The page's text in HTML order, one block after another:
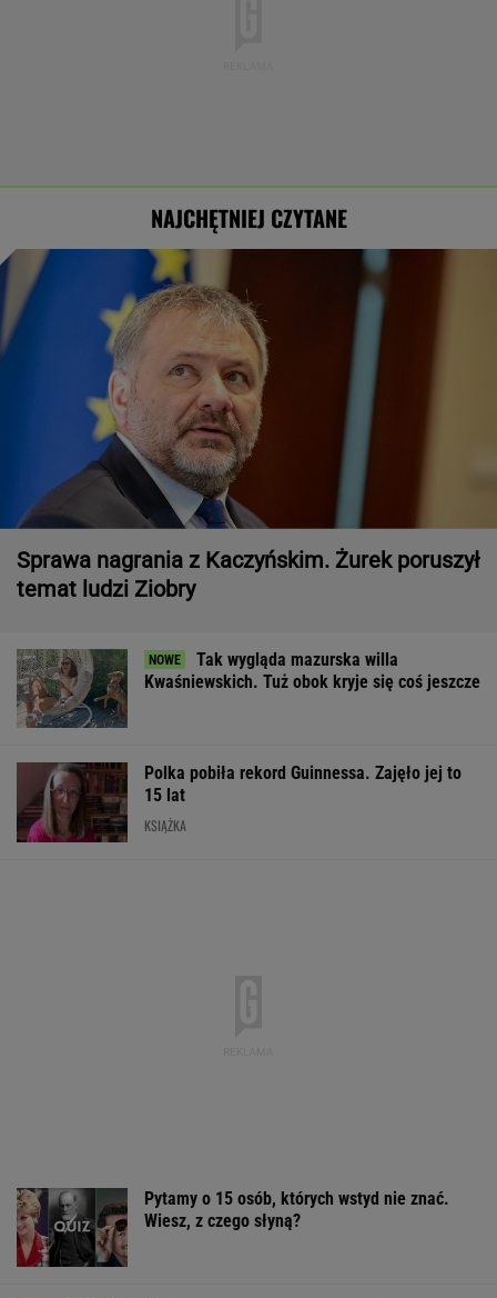
NAJCHĘTNIEJ CZYTANE
Sprawa nagrania z Kaczyńskim. Żurek poruszył
temat ludzi Ziobry
Tak wygląda mazurska willa
Kwaśniewskich. Tuż obok kryje się coś jeszcze
Polka pobiła rekord Guinnessa. Zajęło jej to
15 lat
KSIĄŻKA
Pytamy o 15 osób, których wstyd nie znać.
Wiesz, z czego słyną?